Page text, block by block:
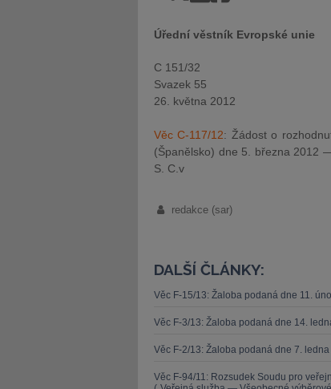
Úřední věstník Evropské unie
C 151/32
Svazek 55
26. května 2012
Věc C-117/12: Žádost o
(Španělsko) dne 5. března 2012
S. C.v
redakce (sar)
DALŠÍ ČLÁNKY:
Věc F-15/13: Žaloba podaná dne 11.
Věc F-3/13: Žaloba podaná dne 14.
Věc F-2/13: Žaloba podaná dne 7. ledna
Věc F-94/11: Rozsudek Soudu pro